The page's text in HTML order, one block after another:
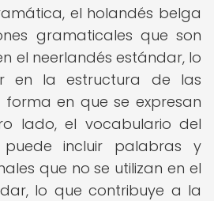
el holandés belga
gramaticales que son
el neerlandés estándar, lo
en la estructura de las
en que se expresan
lado, el vocabulario del
incluir palabras y
que no se utilizan en el
lo que contribuye a la